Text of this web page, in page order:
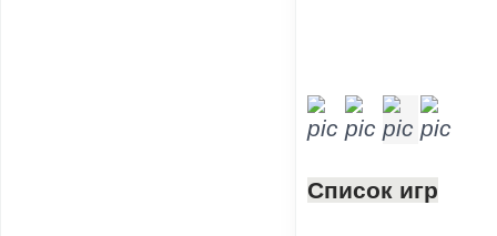
Список игр